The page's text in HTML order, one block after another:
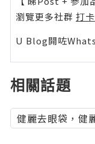
瀏覽更多社群 打卡
U Blog開咗
相關話題
健麗去眼袋，健